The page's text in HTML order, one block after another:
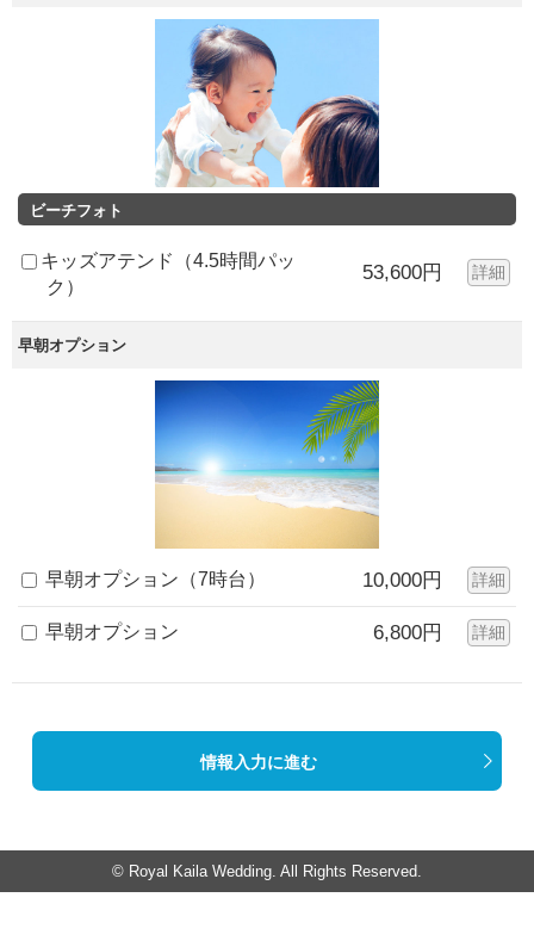
ビーチフォト
キッズアテンド（4.5時間パッ
ク）
53,600円 詳細
早朝オプション
早朝オプション（7時台） 10,000円 詳細
早朝オプション 6,800円 詳細
情報入力に進む
© Royal Kaila Wedding. All Rights Reserved.